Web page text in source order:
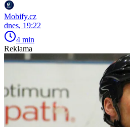
Mobify.cz
dnes, 19:22
4 min
Reklama